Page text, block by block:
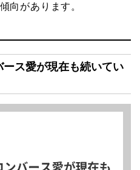
向があります。
ス愛が現在も続いてい